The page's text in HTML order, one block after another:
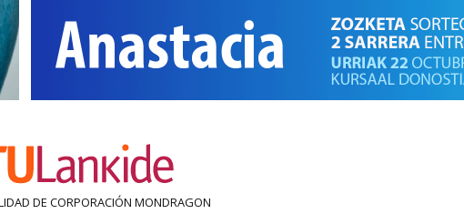
DE CORPORACIÓN MONDRAGON